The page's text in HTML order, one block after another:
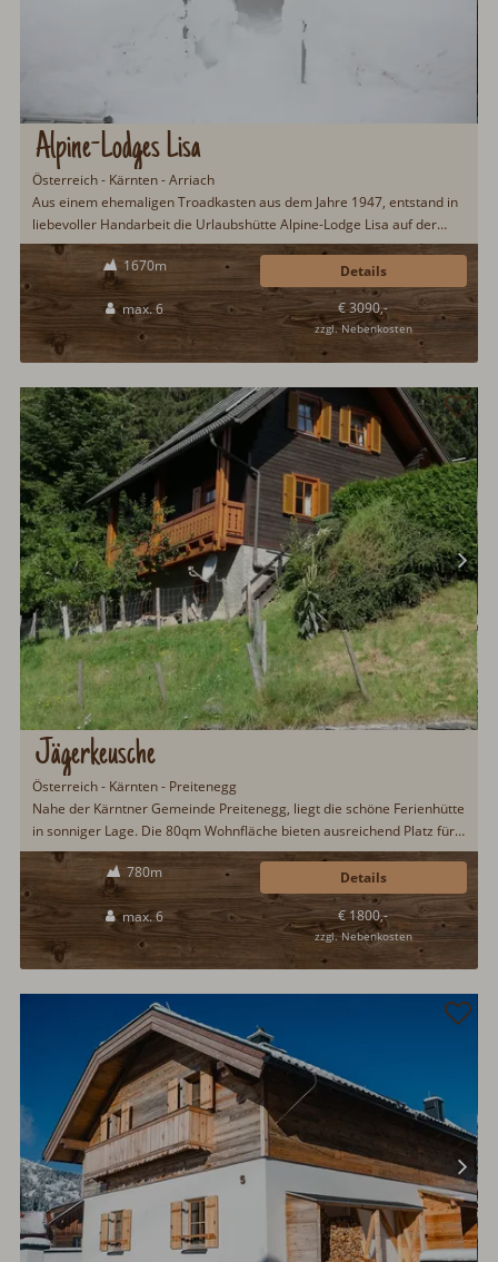
Alpine-Lodges Lisa
Österreich - Kärnten - Arriach
Aus einem ehemaligen Troadkasten aus dem Jahre 1947, entstand in
liebevoller Handarbeit die Urlaubshütte Alpine-Lodge Lisa auf der
Gerlitzen Alpe. Im Winter ist die Hütte direkt per Ski aus dem Skigebiet
Gerlitzen erreichbar. In den Sommermonaten bieten sich Ausflüge
zum Ossiacher See an. Ein Dampfbad und eine Sauna sind ebenfalls
vorhanden...
1670m
max. 6 € 3090,-
zzgl. Nebenkosten
Details
Jägerkeusche
Österreich - Kärnten - Preitenegg
Nahe der Kärntner Gemeinde Preitenegg, liegt die schöne Ferienhütte
in sonniger Lage. Die 80qm Wohnfläche bieten ausreichend Platz für
den gemütlichen Hüttenurlaub mit der Familie. Ein Hund darf gerne
mitreisen. Im Winter geht es zum Skifahren ins Klippitztörl; im
Sommer bietet die Region allerhand Freizeitaktivitäten...
780m
max. 6 € 1800,-
zzgl. Nebenkosten
Details